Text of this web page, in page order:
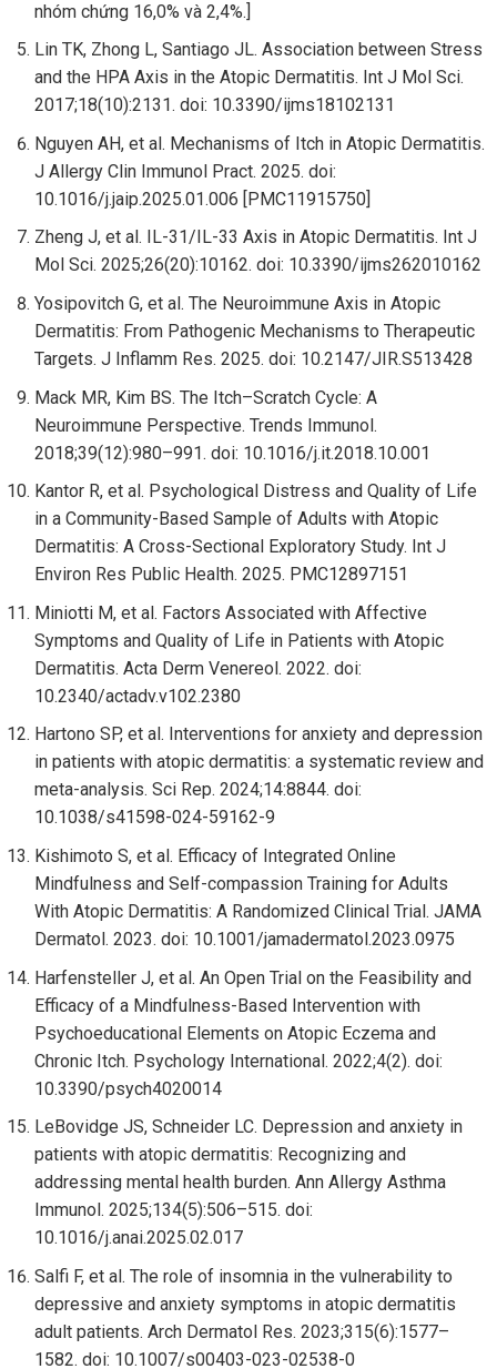
nhóm chứng 16,0% và 2,4%.]
Lin TK, Zhong L, Santiago JL. Association between Stress
and the HPA Axis in the Atopic Dermatitis. Int J Mol Sci.
2017;18(10):2131. doi: 10.3390/ijms18102131
Nguyen AH, et al. Mechanisms of Itch in Atopic Dermatitis.
J Allergy Clin Immunol Pract. 2025. doi:
10.1016/j.jaip.2025.01.006 [PMC11915750]
Zheng J, et al. IL-31/IL-33 Axis in Atopic Dermatitis. Int J
Mol Sci. 2025;26(20):10162. doi: 10.3390/ijms262010162
Yosipovitch G, et al. The Neuroimmune Axis in Atopic
Dermatitis: From Pathogenic Mechanisms to Therapeutic
Targets. J Inflamm Res. 2025. doi: 10.2147/JIR.S513428
Mack MR, Kim BS. The Itch–Scratch Cycle: A
Neuroimmune Perspective. Trends Immunol.
2018;39(12):980–991. doi: 10.1016/j.it.2018.10.001
Kantor R, et al. Psychological Distress and Quality of Life
in a Community-Based Sample of Adults with Atopic
Dermatitis: A Cross-Sectional Exploratory Study. Int J
Environ Res Public Health. 2025. PMC12897151
Miniotti M, et al. Factors Associated with Affective
Symptoms and Quality of Life in Patients with Atopic
Dermatitis. Acta Derm Venereol. 2022. doi:
10.2340/actadv.v102.2380
Hartono SP, et al. Interventions for anxiety and depression
in patients with atopic dermatitis: a systematic review and
meta-analysis. Sci Rep. 2024;14:8844. doi:
10.1038/s41598-024-59162-9
Kishimoto S, et al. Efficacy of Integrated Online
Mindfulness and Self-compassion Training for Adults
With Atopic Dermatitis: A Randomized Clinical Trial. JAMA
Dermatol. 2023. doi: 10.1001/jamadermatol.2023.0975
Harfensteller J, et al. An Open Trial on the Feasibility and
Efficacy of a Mindfulness-Based Intervention with
Psychoeducational Elements on Atopic Eczema and
Chronic Itch. Psychology International. 2022;4(2). doi:
10.3390/psych4020014
LeBovidge JS, Schneider LC. Depression and anxiety in
patients with atopic dermatitis: Recognizing and
addressing mental health burden. Ann Allergy Asthma
Immunol. 2025;134(5):506–515. doi:
10.1016/j.anai.2025.02.017
Salfi F, et al. The role of insomnia in the vulnerability to
depressive and anxiety symptoms in atopic dermatitis
adult patients. Arch Dermatol Res. 2023;315(6):1577–
1582. doi: 10.1007/s00403-023-02538-0